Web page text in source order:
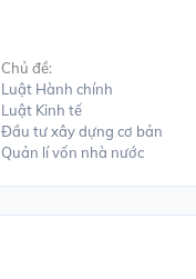
Chủ đề:
Luật Hành chính
Luật Kinh tế
Đầu tư xây dựng cơ bản
Quản lí vốn nhà nước